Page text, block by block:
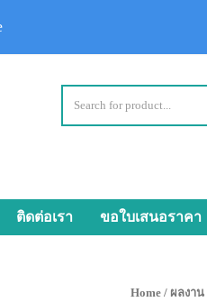
ติดต่อเรา ขอใบเสนอราคา
Home / ผลงาน